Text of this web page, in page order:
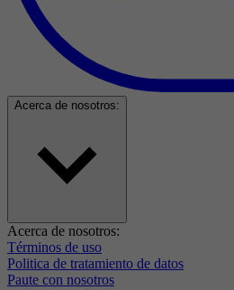
Acerca de nosotros:
Acerca de nosotros:
Términos de uso
Politica de tratamiento de datos
Paute con nosotros